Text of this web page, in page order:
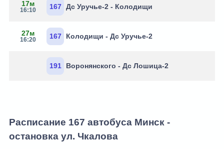
17м
16:10 167 Дс Уручье-2 - Колодищи
27м
16:20 167 Колодищи - Дс Уручье-2
191 Воронянского - Дс Лошица-2
Расписание 167 автобуса Минск -
остановка ул. Чкалова